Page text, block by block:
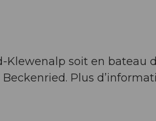
Klewenalp soit en bateau
Plus